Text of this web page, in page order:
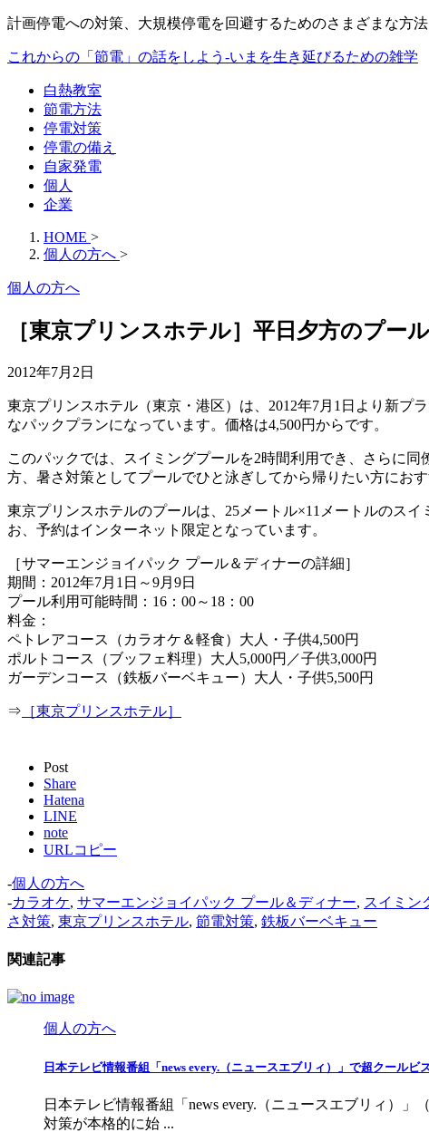
計画停電への対策、大規模停電を回避するためのさまざまな方
これからの「節電」の話をしよう-いまを生き延びるための雑学
白熱教室
節電方法
停電対策
停電の備え
自家発電
個人
企業
HOME >
個人の方へ >
個人の方へ
［東京プリンスホテル］平日夕方のプー
2012年7月2日
東京プリンスホテル（東京・港区）は、2012年7月1日より新
なパックプランになっています。価格は4,500円からです。
このパックでは、スイミングプールを2時間利用でき、さらに
方、暑さ対策としてプールでひと泳ぎしてから帰りたい方におす
東京プリンスホテルのプールは、25メートル×11メートルのス
お、予約はインターネット限定となっています。
［サマーエンジョイパック プール＆ディナーの詳細］
期間：2012年7月1日～9月9日
プール利用可能時間：16：00～18：00
料金：
ペトレアコース（カラオケ＆軽食）大人・子供4,500円
ポルトコース（ブッフェ料理）大人5,000円／子供3,000円
ガーデンコース（鉄板バーベキュー）大人・子供5,500円
⇒ ［東京プリンスホテル］
Post
Share
Hatena
LINE
note
URLコピー
-個人の方へ
-カラオケ, サマーエンジョイパック プール＆ディナー, スイミン
さ対策, 東京プリンスホテル, 節電対策, 鉄板バーベキュー
関連記事
個人の方へ
日本テレビ情報番組「news every.（ニュースエブリィ）」で超クールビ
日本テレビ情報番組「news every.（ニュースエブリィ）
対策が本格的に始 ...